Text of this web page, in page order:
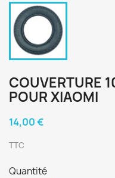
COUVERTURE
POUR XIAOMI
14,00 €
TTC
Quantité